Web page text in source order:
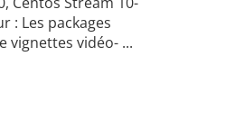
: Les packages
vignettes vidéo- ...